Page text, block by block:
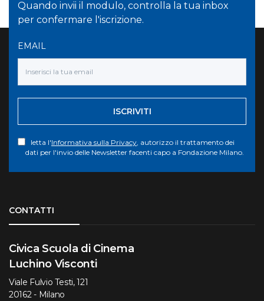
Quando invii il modulo, controlla la tua inbox
per confermare l'iscrizione.
EMAIL
ISCRIVITI
letta l'Informativa sulla Privacy , autorizzo il trattamento dei
dati per l'invio delle Newsletter facenti capo a Fondazione Milano.
CONTATTI
Civica Scuola di Cinema
Luchino Visconti
Viale Fulvio Testi, 121
20162 - Milano